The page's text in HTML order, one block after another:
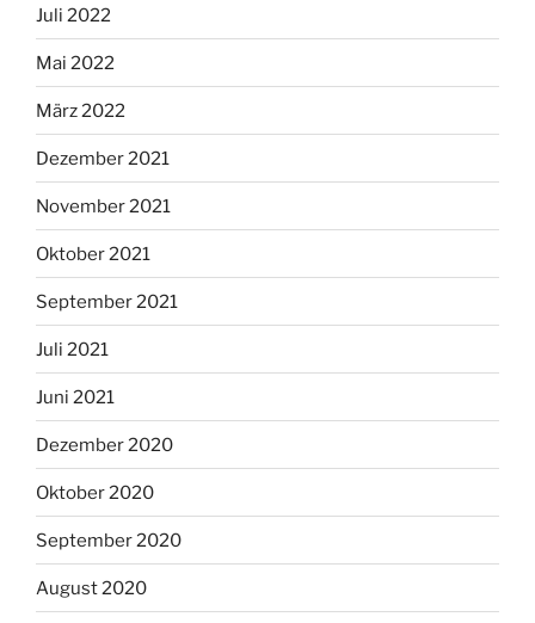
Juli 2022
Mai 2022
März 2022
Dezember 2021
November 2021
Oktober 2021
September 2021
Juli 2021
Juni 2021
Dezember 2020
Oktober 2020
September 2020
August 2020